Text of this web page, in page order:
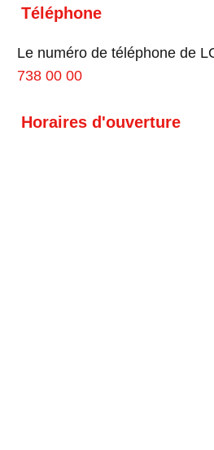
Téléphone
Le numéro de téléphone de
738 00 00
Horaires d'ouverture